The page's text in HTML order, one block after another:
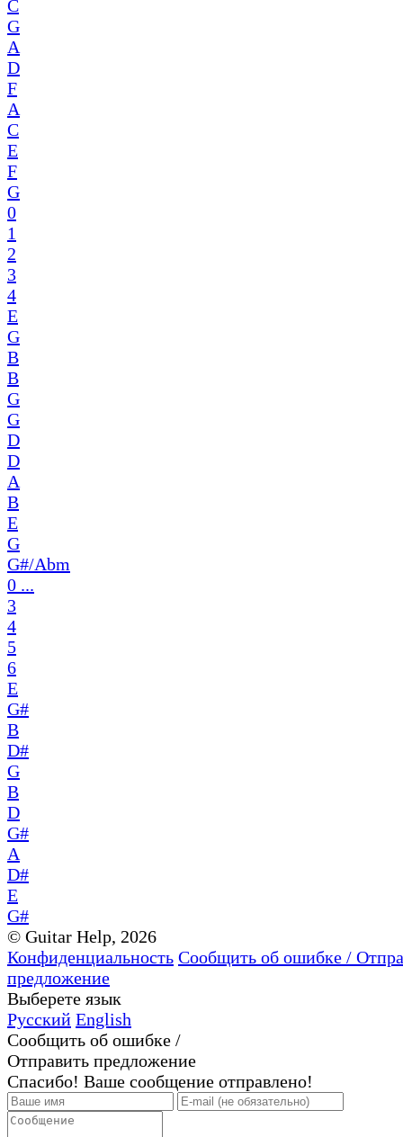
C
G
A
D
F
A
C
E
F
G
0
1
2
3
4
E
G
B
B
G
G
D
D
A
B
E
G
G#/Abm
0 ...
3
4
5
6
E
G#
B
D#
G
B
D
G#
A
D#
E
G#
© Guitar Help, 2026
Конфиденциальность Сообщить об ошибке /
предложение
Выберете язык
Русский English
Сообщить об ошибке /
Отправить предложение
Спасибо! Ваше сообщение отправлено!